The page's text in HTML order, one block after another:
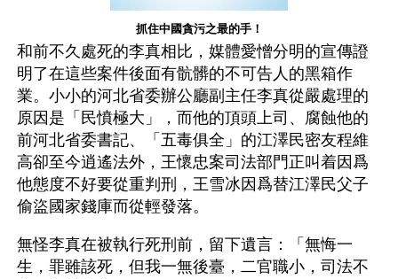
抓住中國貪污之最的手！
和前不久處死的李真相比，媒體愛憎分明的宣傳證
明了在這些案件後面有骯髒的不可告人的黑箱作
業。小小的河北省委辦公廳副主任李真從嚴處理的
原因是「民憤極大」，而他的頂頭上司、腐蝕他的
前河北省委書記、「五毒俱全」的江澤民密友程維
高卻至今逍遙法外，王懷忠案司法部門正叫着因爲
他態度不好要從重判刑，王雪冰因爲替江澤民父子
偷盜國家錢庫而從輕發落。
無怪李真在被執行死刑前，留下遺言：「無悔一
生，罪雖該死，但我一無後臺，二官職小，司法不